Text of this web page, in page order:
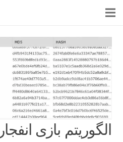
الگوریتم بازی انفجار